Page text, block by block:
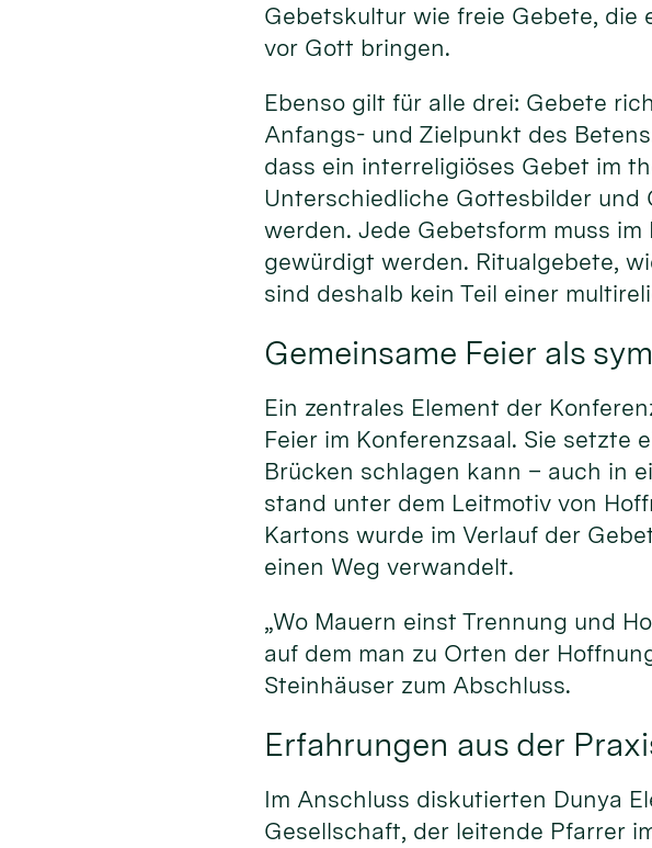
Gebetskultur wie freie Gebete, die
vor Gott bringen.
Ebenso gilt für alle drei: Gebete
Anfangs- und Zielpunkt des
dass ein interreligiöses Gebet im
Unterschiedliche Gottesbilder
werden. Jede Gebetsform muss
gewürdigt werden. Ritualgebete,
sind deshalb kein Teil einer
Gemeinsame Feier als
Ein zentrales Element der
Feier im Konferenzsaal. Sie setzte
Brücken schlagen kann – auch in
stand unter dem Leitmotiv von
Kartons wurde im Verlauf der
einen Weg verwandelt.
„Wo Mauern einst Trennung und
auf dem man zu Orten der
Steinhäuser zum Abschluss.
Erfahrungen aus der
Im Anschluss diskutierten Dunya
Gesellschaft, der leitende Pfarrer